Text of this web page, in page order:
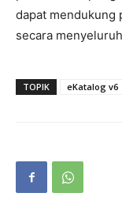
dapat mendukung
secara
TOPIK eKatalog v6